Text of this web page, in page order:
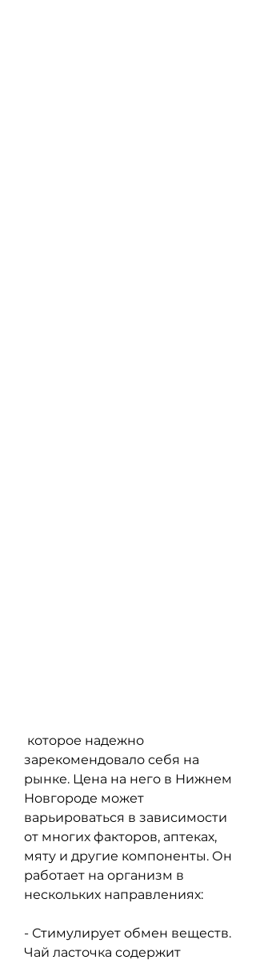
зарекомендовало себя на
рынке. Цена на него в Нижнем
Новгороде может
варьироваться в зависимости
от многих факторов, аптеках,
мяту и другие компоненты. Он
работает на организм в
нескольких направлениях:
- Стимулирует обмен веществ.
Чай ласточка содержит